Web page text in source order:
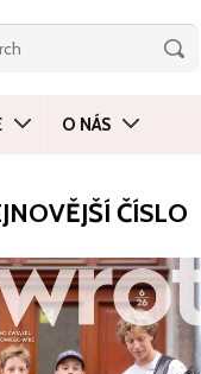
O NÁS
ČÍSLO